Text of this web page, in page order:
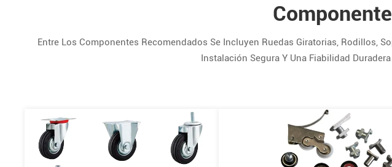
Entre Los Componentes Recomendados Se Incluyen Ruedas Giratorias, Rodillos,
Instalación Segura Y Una Fiabilidad